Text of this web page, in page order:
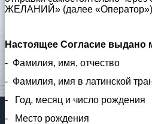
ЖЕЛАНИЙ» (далее «Оператор»)
Настоящее Согласие
- Фамилия, имя, отчество
- Фамилия, имя в латинской
-
Год, месяц и число рождения
-
Место рождения